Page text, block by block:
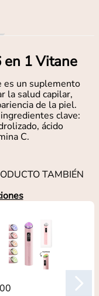
en 1 Vitane
es un suplemento
la salud capilar,
de la piel.
clave:
ácido
C.
TAMBIÉN
00